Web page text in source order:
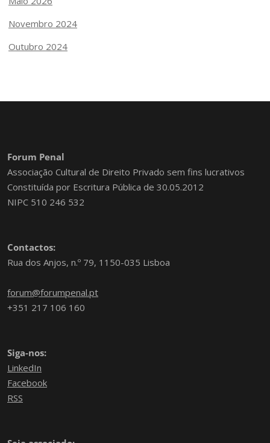
Novembro 2024
Outubro 2024
Forum Penal
Associação Cultural de Direito Privado sem fins lucrativos
Constituída por Escritura Pública de 30.05.2012
NIPC 510 246 532
Contactos:
Rua dos Anjos, n.º 79, 1150-035 Lisboa
forum@forumpenal.pt
+351 217 106 160
Siga-nos:
LinkedIn
Facebook
RSS